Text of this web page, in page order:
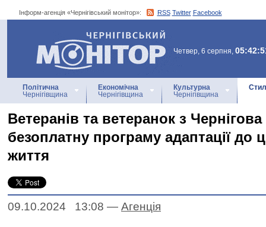
Інформ-агенція «Чернігівський монітор»: RSS Twitter Facebook
Інформ-агенція
«Чернігівський монітор»
Четвер, 6 серпня,
Політична
Чернігівщина
Економічна
Чернігівщина
Культурна
Чернігівщина
Ветеранів та ветеранок з
безоплатну програму адаптації до
життя
09.10.2024 13:08 — Агенцiя